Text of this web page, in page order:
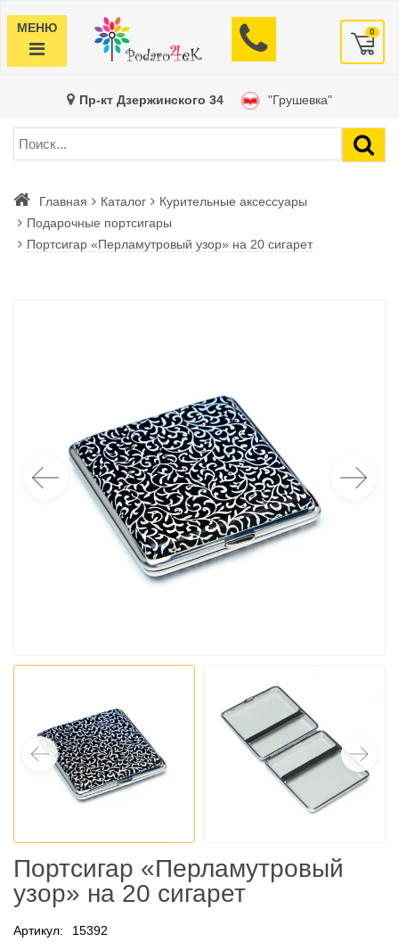
МЕНЮ 0
Пр-кт Дзержинского 34 "Грушевка"
Главная Каталог
Курительные аксессуары
Подарочные портсигары
Портсигар «Перламутровый узор» на 20 сигарет
Портсигар «Перламутровый
узор» на 20 сигарет
Артикул:
15392